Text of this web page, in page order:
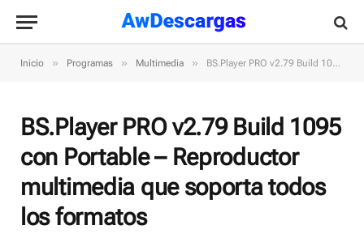
Inicio » Programas » Multimedia » BS.Player PRO v2.79 Build 1095 con Portable – Reproductor multimedia que soporta todos los formatos
BS.Player PRO v2.79 Build 1095
con Portable – Reproductor
multimedia que soporta todos
los formatos